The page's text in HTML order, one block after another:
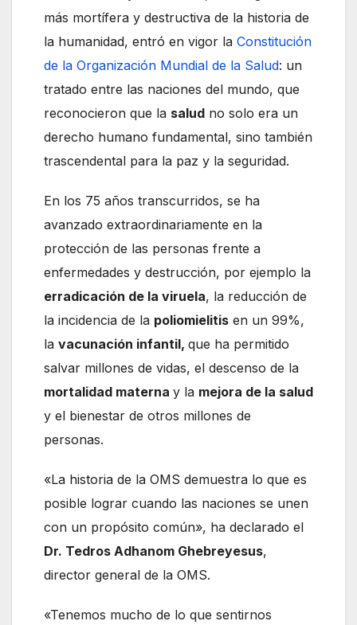
más mortífera y destructiva de la historia de
la humanidad, entró en vigor la Constitución
de la Organización Mundial de la Salud: un
tratado entre las naciones del mundo, que
reconocieron que la salud no solo era un
derecho humano fundamental, sino también
trascendental para la paz y la seguridad.
En los 75 años transcurridos, se ha
avanzado extraordinariamente en la
protección de las personas frente a
enfermedades y destrucción, por ejemplo la
erradicación de la viruela, la reducción de
la incidencia de la poliomielitis en un 99%,
la vacunación infantil, que ha permitido
salvar millones de vidas, el descenso de la
mortalidad materna y la mejora de la salud
y el bienestar de otros millones de
personas.
«La historia de la OMS demuestra lo que es
posible lograr cuando las naciones se unen
con un propósito común», ha declarado el
Dr. Tedros Adhanom Ghebreyesus,
director general de la OMS.
«Tenemos mucho de lo que sentirnos